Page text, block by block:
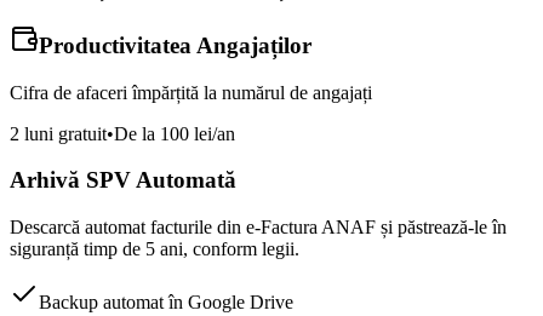
Productivitatea Angajaților
Cifra de afaceri împărțită la numărul de angajați
2 luni gratuit•De la 100 lei/an
Arhivă SPV Automată
Descarcă automat facturile din e-Factura ANAF și păstrează-le în
siguranță timp de 5 ani, conform legii.
Backup automat în Google Drive